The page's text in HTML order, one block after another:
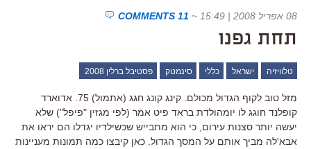
08 אפריל 2008 | 15:49 ~
11 COMMENTS
תחת גפנו
טלוויזיה ישראל כללי סינמטק פסטיבל ברלין 2008
מזל טוב לקוף הגדול מכולם. קינג קונג חגג (אתמול) 75. אדוארד
קופלנד חוגג לו יומהולדת בראד פיט אמר (לפי מגזין "פיפל") שלא
יעשה יותר סצנות עירום, כי הוא מתבייש שכשילדיו יגדלו הם יראו את
אבא'לה מביך אותם על המסך הגדול. כאן קיבצו כמה תמונות מעניינות